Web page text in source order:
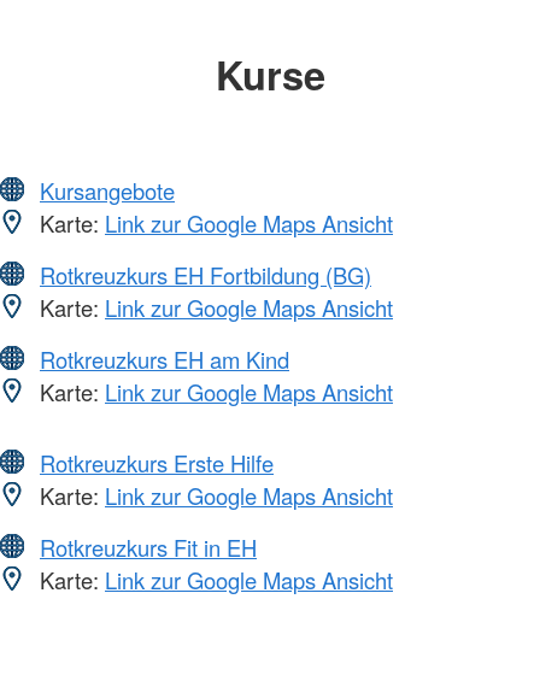
Kurse
Kursangebote
Karte: Link zur Google Maps Ansicht
Rotkreuzkurs EH Fortbildung (BG)
Karte: Link zur Google Maps Ansicht
Rotkreuzkurs EH am Kind
Karte: Link zur Google Maps Ansicht
Rotkreuzkurs Erste Hilfe
Karte: Link zur Google Maps Ansicht
Rotkreuzkurs Fit in EH
Karte: Link zur Google Maps Ansicht